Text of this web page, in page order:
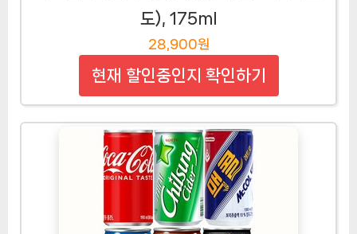
도), 175ml
28,900원
현재 할인중인지 확인하기